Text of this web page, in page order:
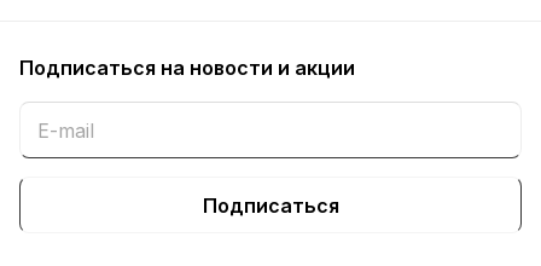
Подписаться на новости и акции
Подписаться